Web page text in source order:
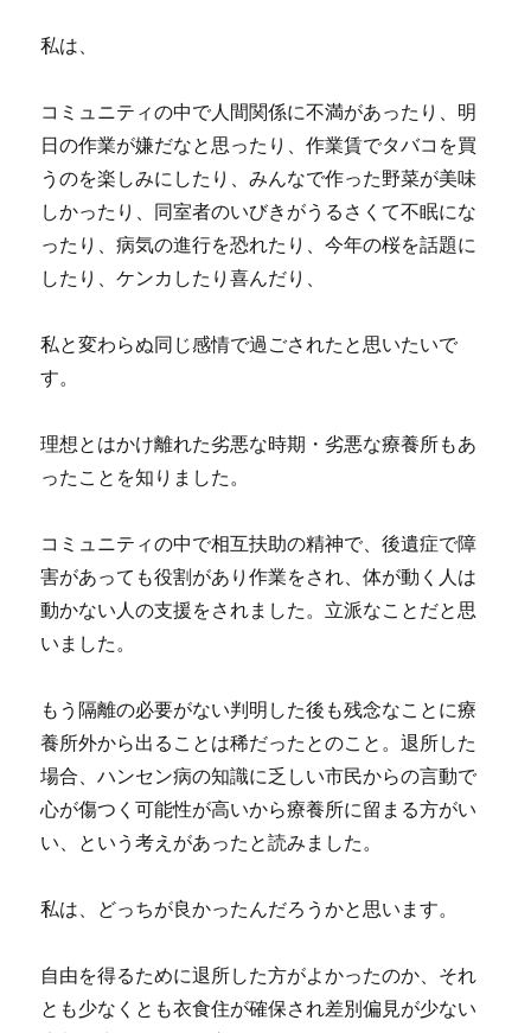
私は、
コミュニティの中で人間関係に不満があったり、明
日の作業が嫌だなと思ったり、作業賃でタバコを買
うのを楽しみにしたり、みんなで作った野菜が美味
しかったり、同室者のいびきがうるさくて不眠にな
ったり、病気の進行を恐れたり、今年の桜を話題に
したり、ケンカしたり喜んだり、
私と変わらぬ同じ感情で過ごされたと思いたいで
す。
理想とはかけ離れた劣悪な時期・劣悪な療養所もあ
ったことを知りました。
コミュニティの中で相互扶助の精神で、後遺症で障
害があっても役割があり作業をされ、体が動く人は
動かない人の支援をされました。立派なことだと思
いました。
もう隔離の必要がない判明した後も残念なことに療
養所外から出ることは稀だったとのこと。退所した
場合、ハンセン病の知識に乏しい市民からの言動で
心が傷つく可能性が高いから療養所に留まる方がい
い、という考えがあったと読みました。
私は、どっちが良かったんだろうかと思います。
自由を得るために退所した方がよかったのか、それ
とも少なくとも衣食住が確保され差別偏見が少ない